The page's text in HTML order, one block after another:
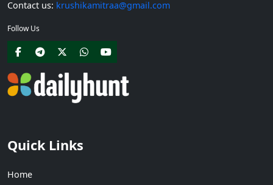
Contact us: krushikamitraa@gmail.com
Follow Us
Quick Links
Home